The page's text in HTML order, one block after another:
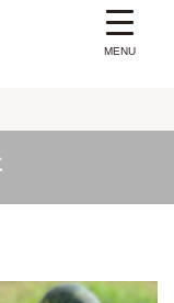
MENU